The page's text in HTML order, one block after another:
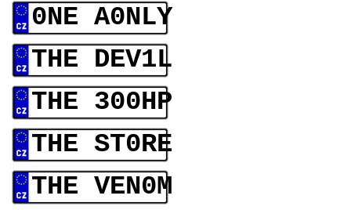
0NE A0NLY
THE DEV1L
THE 300HP
THE ST0RE
THE VEN0M